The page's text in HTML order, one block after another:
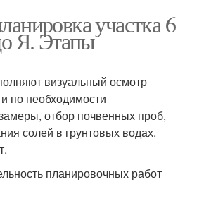
участка 6
Я. Этапы
визуальный осмотр
по необходимости
отбор почвенных проб,
солей в грунтовых водах.
планировочных работ